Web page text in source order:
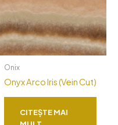
Onix
Onyx Arco Iris (Vein Cut)
CITEȘTE MAI